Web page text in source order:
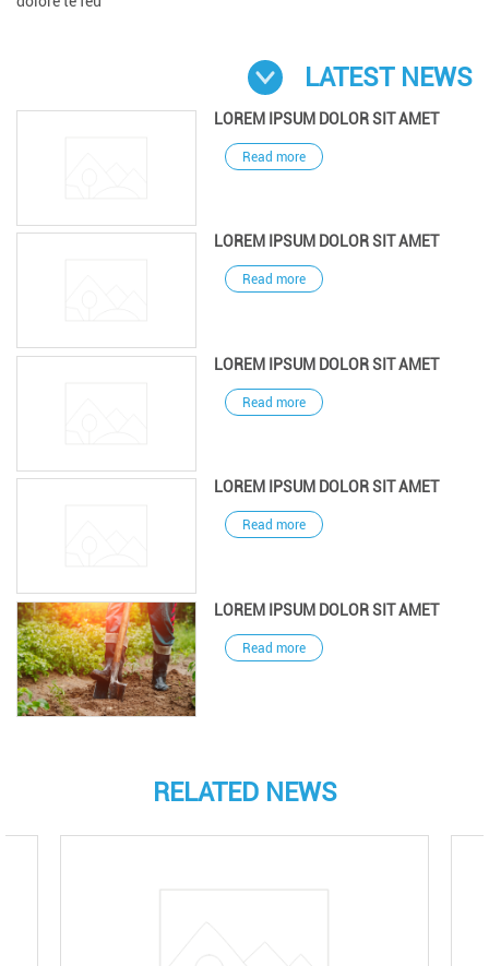
LATEST NEWS
LOREM IPSUM DOLOR SIT AMET
Read more
LOREM IPSUM DOLOR SIT AMET
Read more
LOREM IPSUM DOLOR SIT AMET
Read more
LOREM IPSUM DOLOR SIT AMET
Read more
LOREM IPSUM DOLOR SIT AMET
Read more
RELATED NEWS